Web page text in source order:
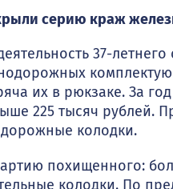
серию краж
37-
их в рюкзаке. За
225 тысяч рублей.
колодки.
похищенного:
колодки. По